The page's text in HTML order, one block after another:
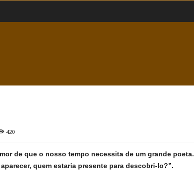
420
de que o nosso tempo necessita de um grande poeta.
quem estaria presente para descobri-lo?”.